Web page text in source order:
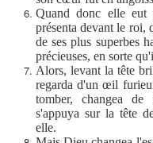
Quand donc elle eut
présenta devant le roi,
de ses plus superbes
précieuses, en sorte
Alors, levant la tête
regarda d'un œil
tomber, changea de
s'appuya sur la tête
elle.